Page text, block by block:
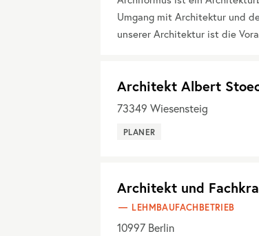
Umgang mit Architektur und
unserer Architektur ist die
Architekt Albert
73349 Wiesensteig
PLANER
Architekt und
LEHMBAUFACHBETRIEB
10997 Berlin